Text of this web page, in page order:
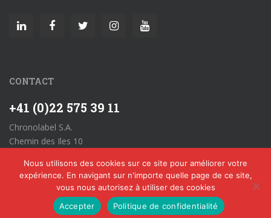
CONTACT
+41 (0)22 575 39 11
Chronolabel S.A.
Chemin des Iles 10
Allgemeine Geschäftsbedingungen
Nous utilisons des cookies sur ce site pour améliorer votre
expérience. En navigant sur n'importe quelle page de ce site,
vous nous autorisez à utiliser des cookies
Accepter
Politique de confidentialité